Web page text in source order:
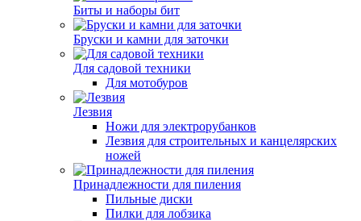
Биты и наборы бит
Бруски и камни для заточки
Для садовой техники
Для мотобуров
Лезвия
Ножи для электрорубанков
Лезвия для строительных и канцелярских
ножей
Принадлежности для пиления
Пильные диски
Пилки для лобзика